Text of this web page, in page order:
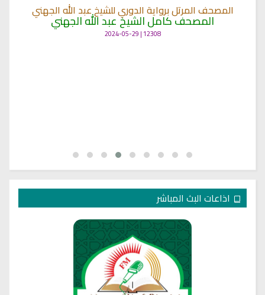
المصحف المرتل برواية الدوري للشيخ عبد الله الجهني
المصحف كامل الشيخ عبد الله الجهني
12308 | 2024-05-29
اذاعات البث المباشر